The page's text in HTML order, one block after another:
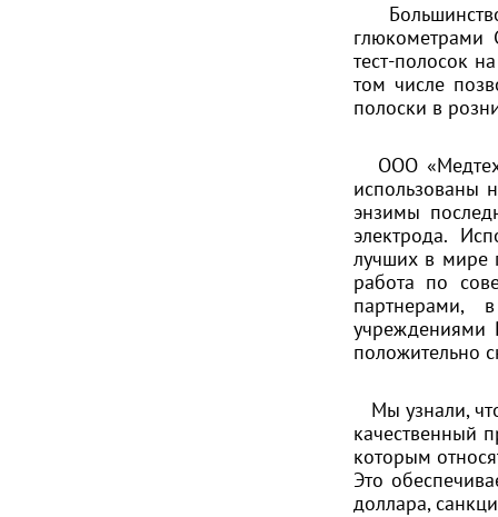
глюкометрами
тест-полосок
том числе
полоски в
ООО
использованы
энзимы
электрода.
лучших в мире
работа по
партнерами,
учреждениями
положительно
Мы узнали,
качественный
которым
Это
доллара,